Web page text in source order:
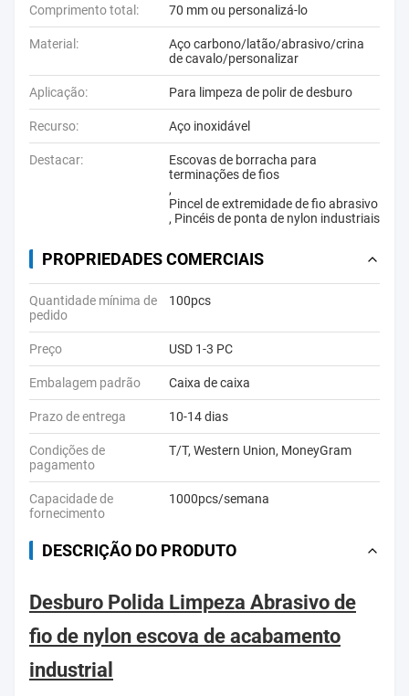
Comprimento total: 70 mm ou personalizá-lo
Material:
Aço carbono/latão/abrasivo/crina
de cavalo/personalizar
Aplicação: Para limpeza de polir de desburo
Recurso: Aço inoxidável
Destacar:
Escovas de borracha para
terminações de fios
,
Pincel de extremidade de fio abrasivo
, Pincéis de ponta de nylon industriais
PROPRIEDADES COMERCIAIS
Quantidade mínima de
pedido
100pcs
Preço USD 1-3 PC
Embalagem padrão Caixa de caixa
Prazo de entrega 10-14 dias
Condições de
pagamento
T/T, Western Union, MoneyGram
Capacidade de
fornecimento
1000pcs/semana
DESCRIÇÃO DO PRODUTO
Desburo Polida Limpeza Abrasivo de
fio de nylon escova de acabamento
industrial